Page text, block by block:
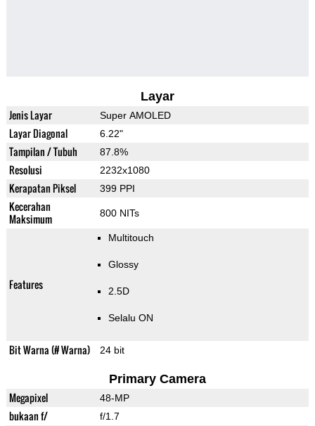
Layar
Jenis Layar Super AMOLED
Layar Diagonal 6.22"
Tampilan / Tubuh 87.8%
Resolusi 2232x1080
Kerapatan Piksel 399 PPI
Kecerahan
Maksimum
800 NITs
Features
Multitouch
Glossy
2.5D
Selalu ON
Bit Warna (# Warna) 24 bit
Primary Camera
Megapixel 48-MP
bukaan f/ f/1.7